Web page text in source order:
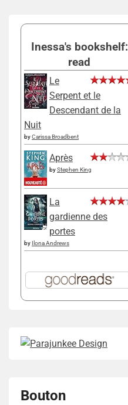
Inessa's bookshelf:
read
Le
Serpent et le
Descendant de la
Nuit
byCarissa Broadbent
Après
byStephen King
La
gardienne des
portes
by Ilona Andrews
Bouton